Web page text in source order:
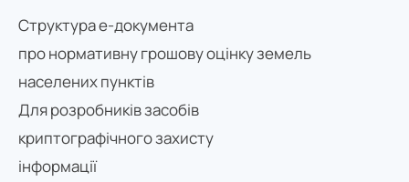
Структура е-документа
про нормативну грошову оцінку земель
населених пунктів
Для розробників засобів
криптографічного захисту
інформації